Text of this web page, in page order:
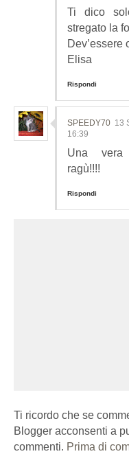
Ti dico
stregato la
Dev’essere
Elisa
Rispondi
SPEEDY70 13
16:39
Una vera
ragù!!!!
Rispondi
Ti ricordo che se
Blogger acconsenti a
commenti. Prima di